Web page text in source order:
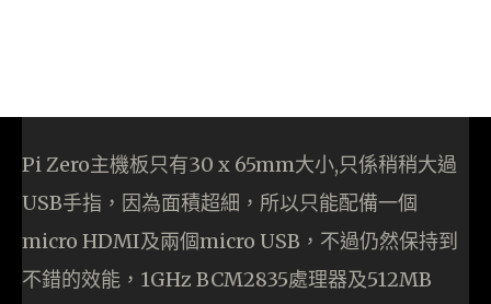
Pi Zero主機板只有30 x 65mm大小,只係稍稍大過
USB手指，因為面積超細，所以只能配備一個
micro HDMI及兩個micro USB，不過仍然保持到
不錯的效能，1GHz BCM2835處理器及512MB